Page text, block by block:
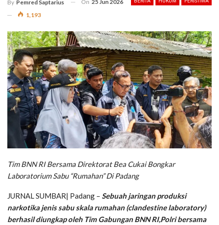
By Pemred Saptarius On 25 Jun 2026
1,193
Tim BNN RI Bersama Direktorat Bea Cukai Bongkar
Laboratorium Sabu “Rumahan” Di Padang
JURNAL SUMBAR| Padang – Sebuah jaringan produksi
narkotika jenis sabu skala rumahan (clandestine laboratory)
berhasil diungkap oleh Tim Gabungan BNN RI,Polri bersama